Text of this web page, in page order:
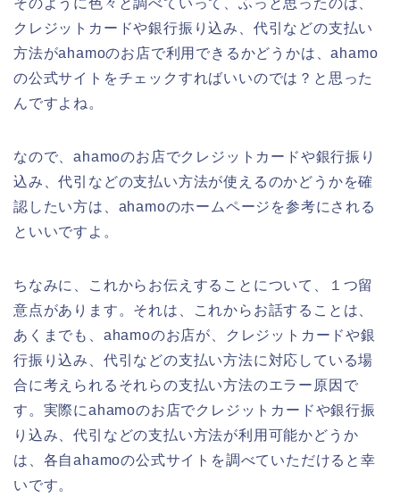
そのように色々と調べていって、ふっと思ったのは、
クレジットカードや銀行振り込み、代引などの支払い
方法がahamoのお店で利用できるかどうかは、ahamo
の公式サイトをチェックすればいいのでは？と思った
んですよね。
なので、ahamoのお店でクレジットカードや銀行振り
込み、代引などの支払い方法が使えるのかどうかを確
認したい方は、ahamoのホームページを参考にされる
といいですよ。
ちなみに、これからお伝えすることについて、１つ留
意点があります。それは、これからお話することは、
あくまでも、ahamoのお店が、クレジットカードや銀
行振り込み、代引などの支払い方法に対応している場
合に考えられるそれらの支払い方法のエラー原因で
す。実際にahamoのお店でクレジットカードや銀行振
り込み、代引などの支払い方法が利用可能かどうか
は、各自ahamoの公式サイトを調べていただけると幸
いです。